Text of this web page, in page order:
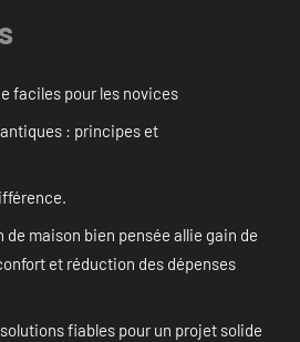
faciles pour les novices
: principes et
maison bien pensée allie gain de
et réduction des dépenses
fiables pour un projet solide